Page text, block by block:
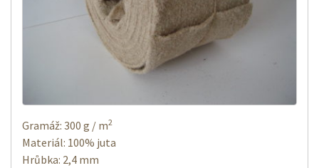
Gramáž: 300 g / m2
Materiál: 100% juta
Hrůbka: 2,4 mm